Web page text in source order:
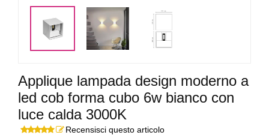
Applique lampada design moderno a
led cob forma cubo 6w bianco con
luce calda 3000K
Recensisci questo articolo